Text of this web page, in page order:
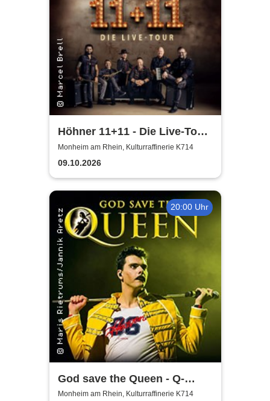
Höhner 11+11 - Die Live-Tour
2025/26
Monheim am Rhein, Kulturraffinerie K714
09.10.2026
20:00 Uhr
God save the Queen - Q-
Revival Band
Monheim am Rhein, Kulturraffinerie K714